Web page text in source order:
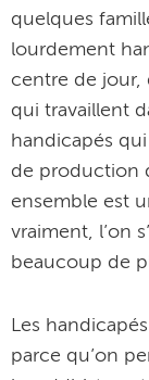
quelques
lourdement
centre de jour,
qui travaillent
handicapés
de production
ensemble est
vraiment, l’on
beaucoup de
Les
parce qu’on